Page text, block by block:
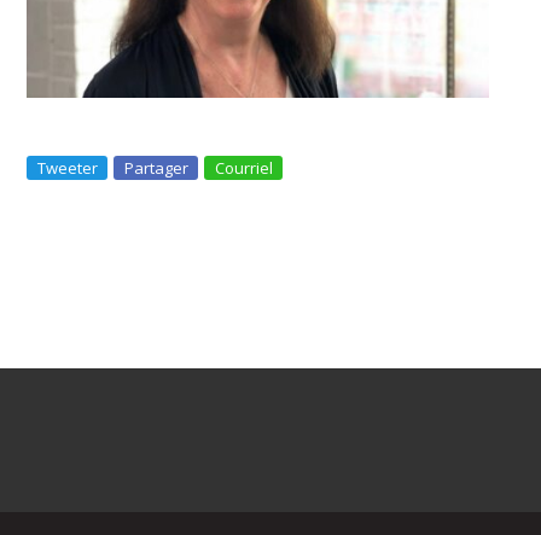
Tweeter Partager Courriel